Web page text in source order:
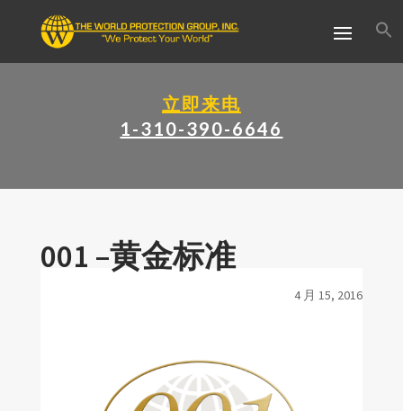
立即来电
1-310-390-6646
001 –黄金标准
4 月 15, 2016